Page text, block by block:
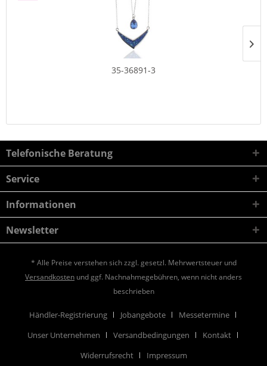
35-36891-3
Telefonische Beratung
Service
Informationen
Newsletter
* Alle Preise verstehen sich zzgl. gesetzl. Mehrwertsteuer und
Versandkosten und ggf. Nachnahmegebühren, wenn nicht anders
beschrieben
Händler-Registrierung Jobangebote
Messetermine
Unser Unternehmen
Versandbedingungen
Kontakt
Widerrufsrecht
Impressum